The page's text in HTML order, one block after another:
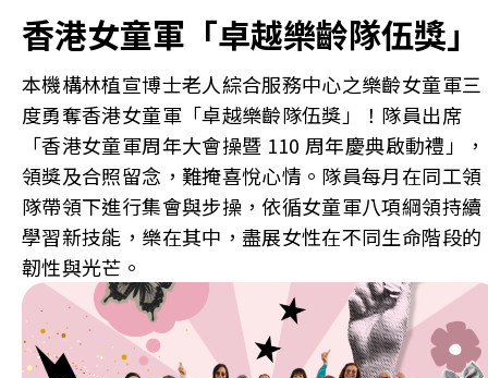
香港女童軍「卓越樂齡隊伍獎」
本機構林植宣博士老人綜合服務中心之樂齡女童軍三
度勇奪香港女童軍「卓越樂齡隊伍獎」！隊員出席
「香港女童軍周年大會操暨 110 周年慶典啟動禮」，
領獎及合照留念，難掩喜悅心情。隊員每月在同工領
隊帶領下進行集會與步操，依循女童軍八項綱領持續
學習新技能，樂在其中，盡展女性在不同生命階段的
韌性與光芒。